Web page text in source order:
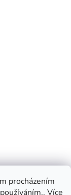
procházením
Více